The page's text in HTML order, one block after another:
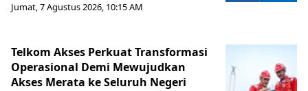
Jumat, 7 Agustus 2026, 10:15 AM
Telkom Akses Perkuat Transformasi
Operasional Demi Mewujudkan
Akses Merata ke Seluruh Negeri